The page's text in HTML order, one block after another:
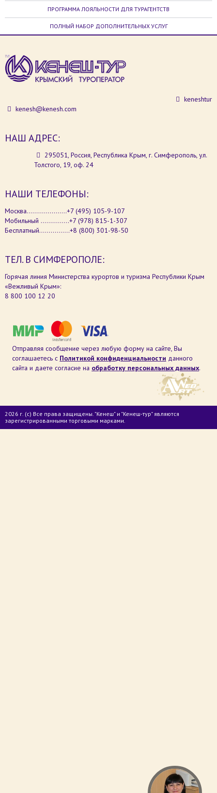
ПРОГРАММА ЛОЯЛЬНОСТИ ДЛЯ ТУРАГЕНТСТВ
ПОЛНЫЙ НАБОР ДОПОЛНИТЕЛЬНЫХ УСЛУГ
keneshtur
kenesh@kenesh.com
НАШ АДРЕС:
295051, Россия, Республика Крым, г. Симферополь, ул.
Толстого, 19, оф. 24
НАШИ ТЕЛЕФОНЫ:
Москва.....................+7 (495) 105-9-107
Мобильный ...............+7 (978) 815-1-307
Бесплатный................+8 (800) 301-98-50
ТЕЛ. В СИМФЕРОПОЛЕ:
Горячая линия Министерства курортов и туризма Республики Крым
«Вежливый Крым»:
8 800 100 12 20
Отправляя сообщение через любую форму на сайте, Вы
соглашаетесь с Политикой конфиденциальности данного
сайта и даете согласие на обработку персональных данных.
2026 г. (с) Все права защищены. "Кенеш" и "Кенеш-тур" являются
зарегистрированными торговыми марками.